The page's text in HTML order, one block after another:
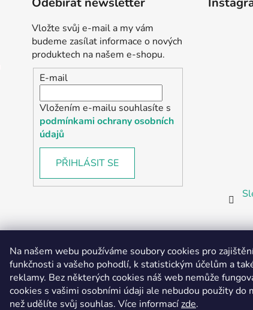
Na našem webu používáme soubory cookies pro
funkčnosti a vašeho pohodlí, k statistickým účelům a
reklamy. Bez některých cookies náš web nemůže
cookies s vašimi osobními údaji ale nebudou použity do
než udělíte svůj souhlas. Více informacízde.
Vložte svůj e-mail a my vám
budeme zasílat informace o nových
produktech na našem e-shopu.
E-mail
Vložením e-mailu souhlasíte s
podmínkami ochrany osobních
údajů
PŘIHLÁSIT SE
Partnerská prodejna Barefoot